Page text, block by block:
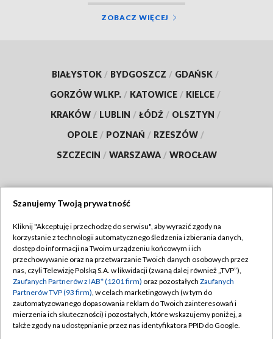
ZOBACZ WIĘCEJ
BIAŁYSTOK / BYDGOSZCZ / GDAŃSK /
GORZÓW WLKP. / KATOWICE / KIELCE /
KRAKÓW / LUBLIN / ŁÓDŹ / OLSZTYN /
OPOLE / POZNAŃ / RZESZÓW /
SZCZECIN / WARSZAWA / WROCŁAW
TVP
Abonament TVP
Emisja w TVP
Centrum informacji TVP
Naziemna Telewizja Cyfrowa
Regulamin TVP
Polityka prywatności
Moje zgody
Pomoc
Szanujemy Twoją prywatność
Kliknij "Akceptuję i przechodzę do serwisu", aby wyrazić zgody na
korzystanie z technologii automatycznego śledzenia i zbierania danych,
dostęp do informacji na Twoim urządzeniu końcowym i ich
przechowywanie oraz na przetwarzanie Twoich danych osobowych przez
nas, czyli Telewizję Polską S.A. w likwidacji (zwaną dalej również „TVP”),
Zaufanych Partnerów z IAB* (1201 firm) oraz pozostałych Zaufanych
Partnerów TVP (93 firm), w celach marketingowych (w tym do
zautomatyzowanego dopasowania reklam do Twoich zainteresowań i
mierzenia ich skuteczności) i pozostałych, które wskazujemy poniżej, a
także zgody na udostępnianie przez nas identyfikatora PPID do Google.